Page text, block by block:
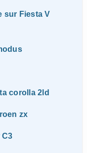
sur Fiesta V
corolla 2ld
zx